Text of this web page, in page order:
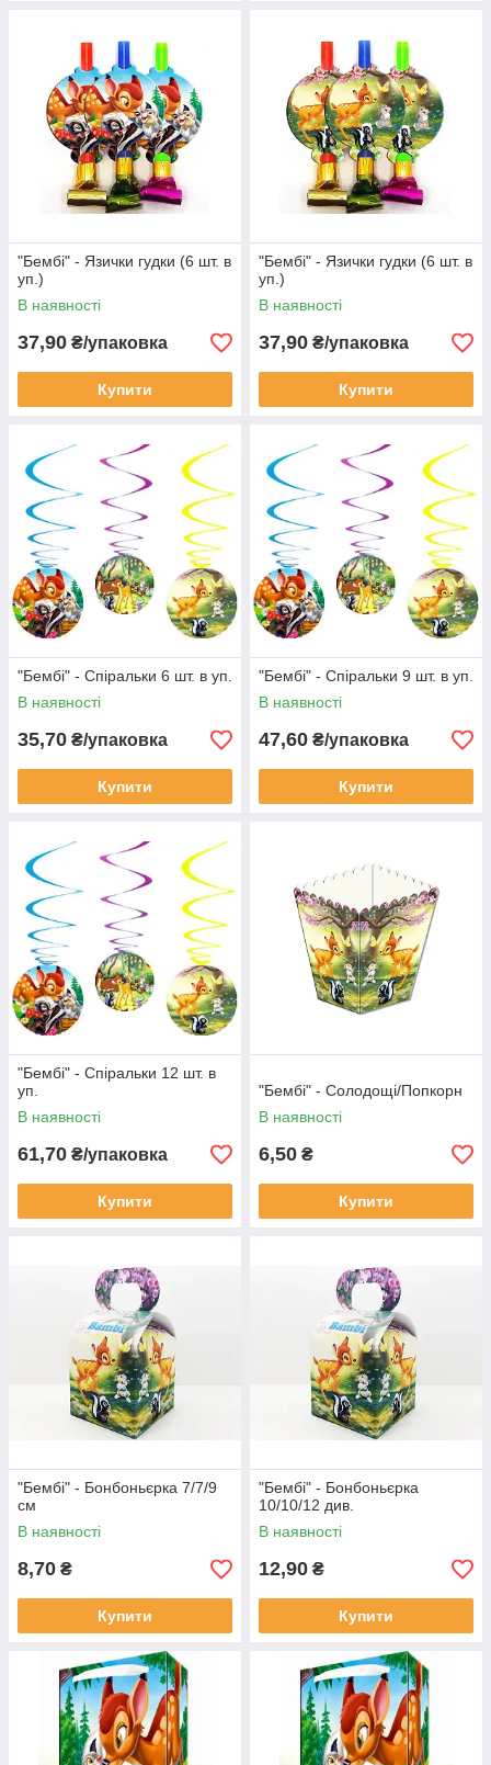
"Бембі" - Язички гудки (6 шт. в
уп.)
В наявності
37,90 ₴/упаковка
Купити
"Бембі" - Язички гудки (6 шт. в
уп.)
В наявності
37,90 ₴/упаковка
Купити
"Бембі" - Спіральки 6 шт. в уп.
В наявності
35,70 ₴/упаковка
Купити
"Бембі" - Спіральки 9 шт. в уп.
В наявності
47,60 ₴/упаковка
Купити
"Бембі" - Спіральки 12 шт. в
уп.
В наявності
61,70 ₴/упаковка
Купити
"Бембі" - Солодощі/Попкорн
В наявності
6,50 ₴
Купити
"Бембі" - Бонбоньєрка 7/7/9
см
В наявності
8,70 ₴
Купити
"Бембі" - Бонбоньєрка
10/10/12 див.
В наявності
12,90 ₴
Купити